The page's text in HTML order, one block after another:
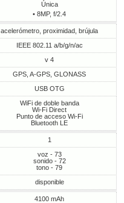
Única
• 8MP, f/2.4
acelerómetro, proximidad, brújula
IEEE 802.11 a/b/g/n/ac
v 4
GPS, A-GPS, GLONASS
USB OTG
WiFi de doble banda
Wi-Fi Direct
Punto de acceso Wi-Fi
Bluetooth LE
1
voz - 73
sonido - 72
tono - 79
disponible
4100 mAh